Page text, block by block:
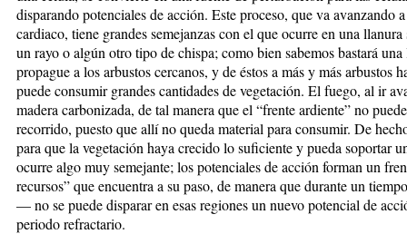
disparando potenciales de acción. Este proceso, que va avanzando
cardiaco, tiene grandes semejanzas con el que ocurre en una
un rayo o algún otro tipo de chispa; como bien sabemos bastará
propague a los arbustos cercanos, y de éstos a más y más arbustos
puede consumir grandes cantidades de vegetación. El fuego, al ir
madera carbonizada, de tal manera que el “frente ardiente” no
recorrido, puesto que allí no queda material para consumir. De
para que la vegetación haya crecido lo suficiente y pueda soportar
ocurre algo muy semejante; los potenciales de acción forman un
recursos” que encuentra a su paso, de manera que durante un
— no se puede disparar en esas regiones un nuevo potencial de
periodo refractario.